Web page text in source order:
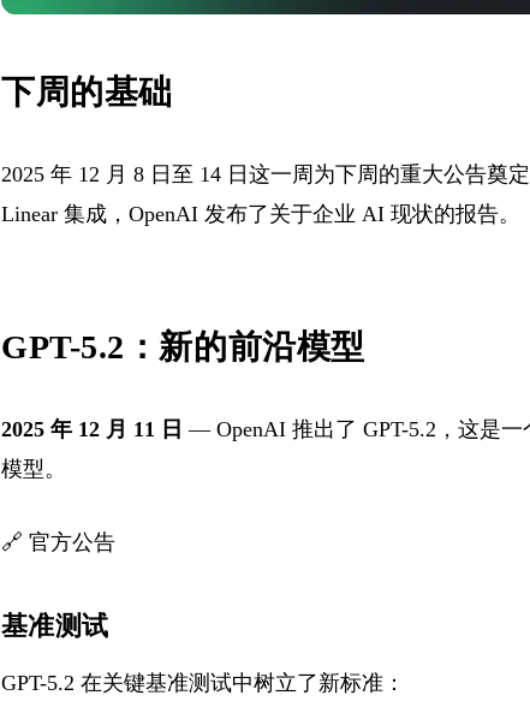
下周的基础
2025 年 12 月 8 日至 14 日这一周为下周的重大公告奠
Linear 集成，OpenAI 发布了关于企业 AI 现状的报告。
GPT-5.2：新的前沿模型
2025 年 12 月 11 日 — OpenAI 推出了 GPT-5.2，这是
模型。
🔗 官方公告
基准测试
GPT-5.2 在关键基准测试中树立了新标准：